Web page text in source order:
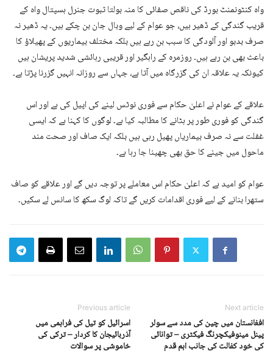
واہ کنٹونمنٹ بورڈ کی ناقص صفائی کا منہ بولتا ثبوت جنرل ہسپتال واہ کے
قریب گندگی کے ڈھیر ہیں، جو عوام کے لیے وبال جان بن چکے ہیں۔ یہ ڈھیر نہ
صرف بدبو اور آلودگی کا سبب بن رہے ہیں بلکہ مختلف بیماریوں کے پھیلاؤ کا
باعث بھی بن رہے ہیں۔ روزمرہ کے راہگیر اور قریبی رہائشی شدید پریشان ہیں
کیونکہ یہ علاقہ ان کی گزرگاہ میں آتا ہے، جہاں سے روزانہ انہیں گزرنا پڑتا ہے۔
علاقے کے عوام نے اعلیٰ حکام سے فوری نوٹس لینے کی اپیل کی ہے اور اس
گندگی کو فوری طور پر ہٹانے کا مطالبہ کیا ہے۔ لوگوں کا کہنا ہے کہ ایسی
غفلت سے نہ صرف بیماریاں پھیل رہی ہیں بلکہ ایک صاف اور صحت مند
ماحول میں جینے کا حق بھی چھینا جا رہا ہے۔
عوام کو امید ہے کہ اعلیٰ حکام اس معاملے پر توجہ دیں گے اور علاقے کو صاف
ستھرا بنانے کے لیے فوری اقدامات کریں گے تاکہ لوگ سکھ کا سانس لے سکیں۔
Previous article
اسرائیل کو تیل کی فراہمی میں
آذربائیجان کا کردار – ترکی کی
خاموشی پر سوالات
Next article
افغانستان میں چین کی مدد سے سولر
پینل مینوفیکچرنگ فیکٹری – توانائی
کی خود کفالت کی جانب اہم قدم